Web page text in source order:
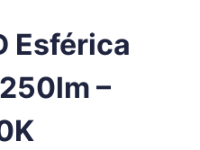
Esférica
–